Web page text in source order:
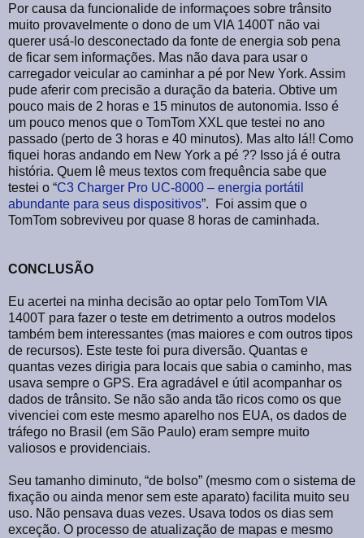
Por causa da funcionalide de informaçoes sobre trânsito
muito provavelmente o dono de um VIA 1400T não vai
querer usá-lo desconectado da fonte de energia sob pena
de ficar sem informações. Mas não dava para usar o
carregador veicular ao caminhar a pé por New York. Assim
pude aferir com precisão a duração da bateria. Obtive um
pouco mais de 2 horas e 15 minutos de autonomia. Isso é
um pouco menos que o TomTom XXL que testei no ano
passado (perto de 3 horas e 40 minutos). Mas alto lá!! Como
fiquei horas andando em New York a pé ?? Isso já é outra
história. Quem lê meus textos com frequência sabe que
testei o “C3 Charger Pro UC-8000 – energia portátil
abundante para seus dispositivos”. Foi assim que o
TomTom sobreviveu por quase 8 horas de caminhada.
CONCLUSÃO
Eu acertei na minha decisão ao optar pelo TomTom VIA
1400T para fazer o teste em detrimento a outros modelos
também bem interessantes (mas maiores e com outros tipos
de recursos). Este teste foi pura diversão. Quantas e
quantas vezes dirigia para locais que sabia o caminho, mas
usava sempre o GPS. Era agradável e útil acompanhar os
dados de trânsito. Se não são anda tão ricos como os que
vivenciei com este mesmo aparelho nos EUA, os dados de
tráfego no Brasil (em São Paulo) eram sempre muito
valiosos e providenciais.
Seu tamanho diminuto, “de bolso” (mesmo com o sistema de
fixação ou ainda menor sem este aparato) facilita muito seu
uso. Não pensava duas vezes. Usava todos os dias sem
exceção. O processo de atualização de mapas e mesmo